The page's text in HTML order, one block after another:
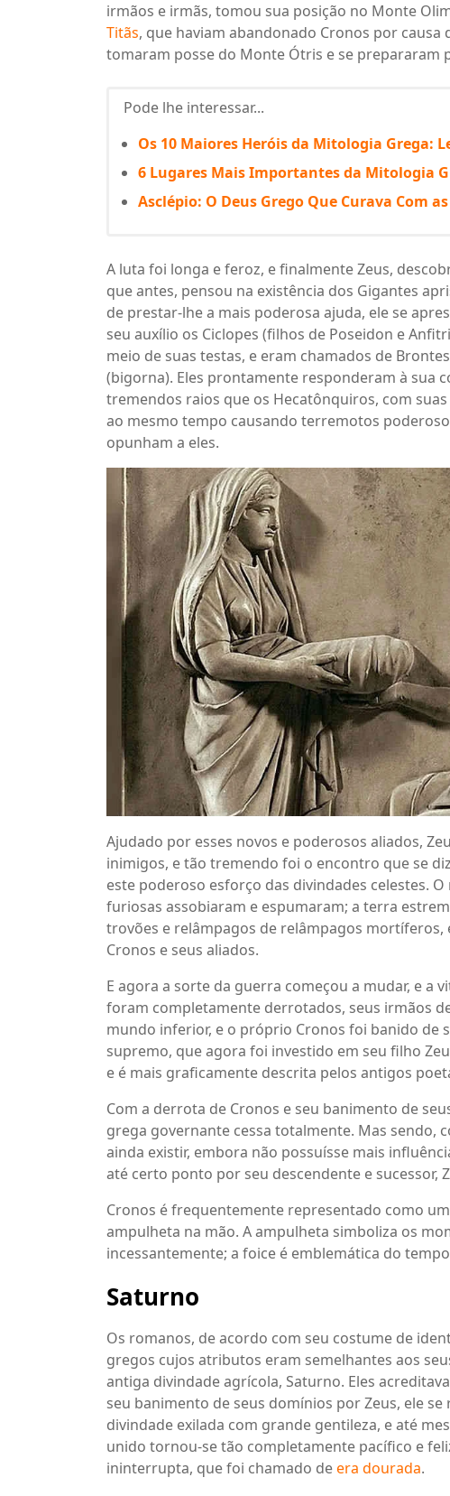
irmãos e irmãs, tomou sua posição no Monte
Titãs, que haviam abandonado Cronos por causa
tomaram posse do Monte Ótris e se prepararam
Pode lhe interessar...
Os 10 Maiores Heróis da Mitologia Grega:
6 Lugares Mais Importantes da Mitologia
Asclépio: O Deus Grego Que Curava Com
A luta foi longa e feroz, e finalmente Zeus,
que antes, pensou na existência dos Gigantes
de prestar-lhe a mais poderosa ajuda, ele se
seu auxílio os Ciclopes (filhos de Poseidon e
meio de suas testas, e eram chamados de
(bigorna). Eles prontamente responderam à sua
tremendos raios que os Hecatônquiros, com
ao mesmo tempo causando terremotos
opunham a eles.
Ajudado por esses novos e poderosos aliados,
inimigos, e tão tremendo foi o encontro que se
este poderoso esforço das divindades celestes.
furiosas assobiaram e espumaram; a terra
trovões e relâmpagos de relâmpagos mortíferos,
Cronos e seus aliados.
E agora a sorte da guerra começou a mudar, e a
foram completamente derrotados, seus irmãos
mundo inferior, e o próprio Cronos foi banido de
supremo, que agora foi investido em seu filho
e é mais graficamente descrita pelos antigos
Com a derrota de Cronos e seu banimento de
grega governante cessa totalmente. Mas sendo,
ainda existir, embora não possuísse mais
até certo ponto por seu descendente e sucessor,
Cronos é frequentemente representado como
ampulheta na mão. A ampulheta simboliza os
incessantemente; a foice é emblemática do
Saturno
Os romanos, de acordo com seu costume de
gregos cujos atributos eram semelhantes aos
antiga divindade agrícola, Saturno. Eles
seu banimento de seus domínios por Zeus, ele
divindade exilada com grande gentileza, e até
unido tornou-se tão completamente pacífico e
ininterrupta, que foi chamado deera dourada.